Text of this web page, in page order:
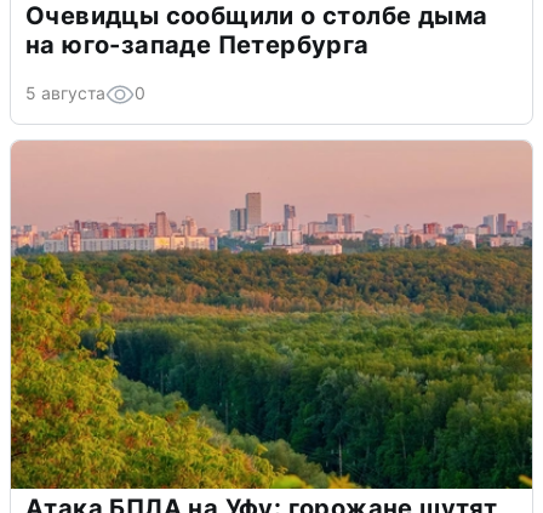
Очевидцы сообщили о столбе дыма
на юго-западе Петербурга
5 августа 0